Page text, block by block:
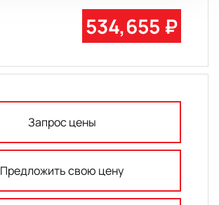
534,655 ₽
Запрос цены
Предложить свою цену